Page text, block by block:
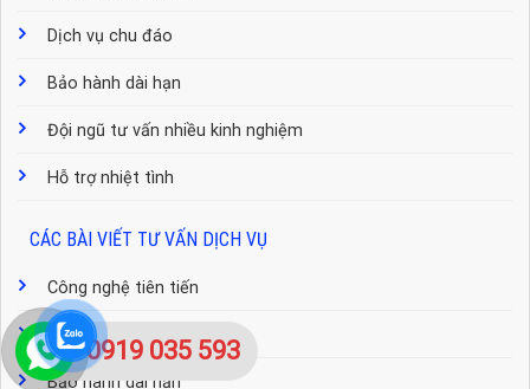
Dịch vụ chu đáo
Bảo hành dài hạn
Đội ngũ tư vấn nhiều kinh nghiệm
Hỗ trợ nhiệt tình
CÁC BÀI VIẾT TƯ VẤN DỊCH VỤ
Công nghệ tiên tiến
Dịch vụ chu đáo
Bảo hành dài hạn
0919 035 593